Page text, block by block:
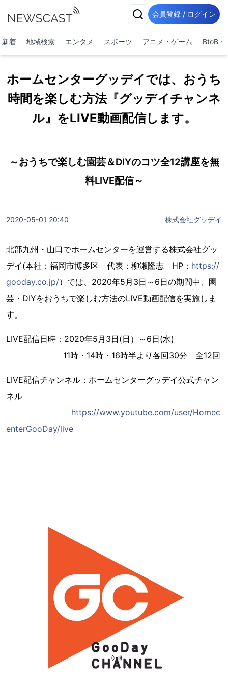
会員登録 / ログイン
新着 地域検索 エンタメ スポーツ アニメ・ゲーム BtoB・
ホームセンターグッデイでは、おうち
時間を楽しむ方法『グッデイチャンネ
ル』をLIVE動画配信します。
～おうちで楽しむ園芸＆DIYのコツ全12講座を無
料LIVE配信～
2020-05-01 20:40 株式会社グッデイ
北部九州・山口でホームセンターを運営する株式会社グッ
デイ(本社：福岡市博多区 代表：柳瀬隆志 HP： https://
gooday.co.jp/）では、2020年5月3日～6日の期間中、園
芸・DIYをおうちで楽しむ方法のLIVE動画配信を実施しま
す。
LIVE配信日時：2020年5月3日(日）～6日(水)
11時・14時・16時半より各回30分 全12回
LIVE配信チャンネル：ホームセンターグッデイ公式チャン
ネル
https://www.youtube.com/user/Homec
enterGooDay/live